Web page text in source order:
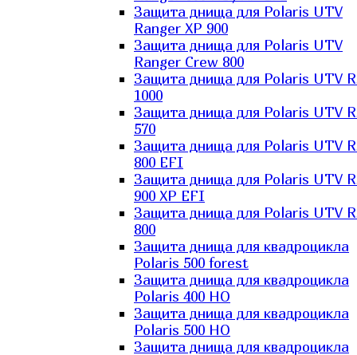
Защита днища для Polaris UTV
Ranger XP 900
Защита днища для Polaris UTV
Ranger Сrew 800
Защита днища для Polaris UTV
1000
Защита днища для Polaris UTV
570
Защита днища для Polaris UTV
800 EFI
Защита днища для Polaris UTV
900 XP EFI
Защита днища для Polaris UTV
800
Защита днища для квадроцикла
Polaris 500 forest
Защита днища для квадроцикла
Polaris 400 HO
Защита днища для квадроцикла
Polaris 500 HO
Защита днища для квадроцикла